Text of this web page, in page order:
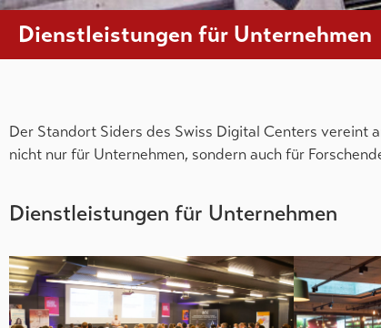
Dienstleistungen für Unternehmen
Der Standort Siders des Swiss Digital Centers vereint
nicht nur für Unternehmen, sondern auch für
Dienstleistungen für Unternehmen